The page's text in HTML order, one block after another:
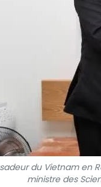
du Vietnam en
ministre des